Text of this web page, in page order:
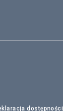
dostępności